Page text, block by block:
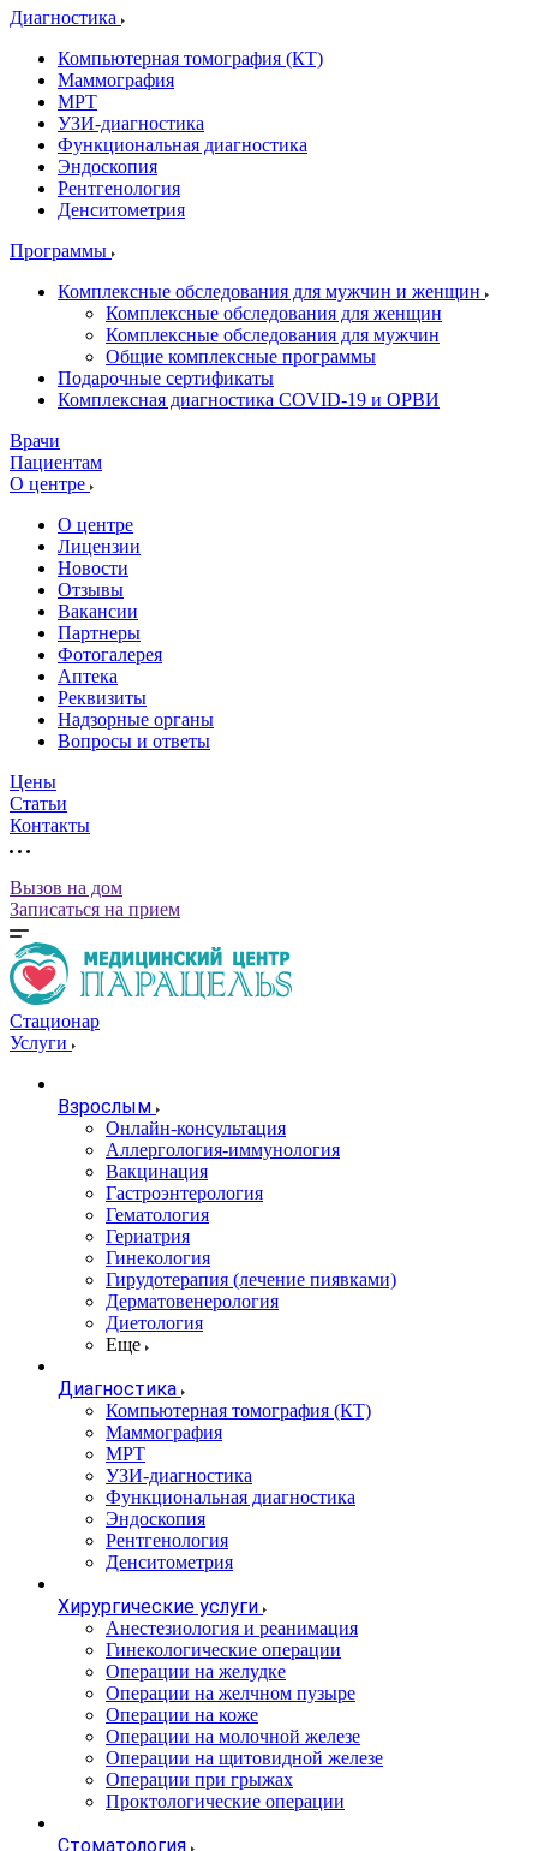
Диагностика
Компьютерная томография (КТ)
Маммография
МРТ
УЗИ-диагностика
Функциональная диагностика
Эндоскопия
Рентгенология
Денситометрия
Программы
Комплексные обследования для мужчин и женщин
Комплексные обследования для женщин
Комплексные обследования для мужчин
Общие комплексные программы
Подарочные сертификаты
Комплексная диагностика COVID-19 и ОРВИ
Врачи
Пациентам
О центре
О центре
Лицензии
Новости
Отзывы
Вакансии
Партнеры
Фотогалерея
Аптека
Реквизиты
Надзорные органы
Вопросы и ответы
Цены
Статьи
Контакты
Вызов на дом
Записаться на прием
Стационар
Услуги
Взрослым
Онлайн-консультация
Аллергология-иммунология
Вакцинация
Гастроэнтерология
Гематология
Гериатрия
Гинекология
Гирудотерапия (лечение пиявками)
Дерматовенерология
Диетология
Еще
Диагностика
Компьютерная томография (КТ)
Маммография
МРТ
УЗИ-диагностика
Функциональная диагностика
Эндоскопия
Рентгенология
Денситометрия
Хирургические услуги
Анестезиология и реанимация
Гинекологические операции
Операции на желудке
Операции на желчном пузыре
Операции на коже
Операции на молочной железе
Операции на щитовидной железе
Операции при грыжах
Проктологические операции
Стоматология